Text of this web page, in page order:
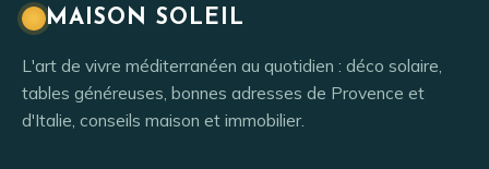
MAISON SOLEIL
L'art de vivre méditerranéen au quotidien : déco solaire,
tables généreuses, bonnes adresses de Provence et
d'Italie, conseils maison et immobilier.